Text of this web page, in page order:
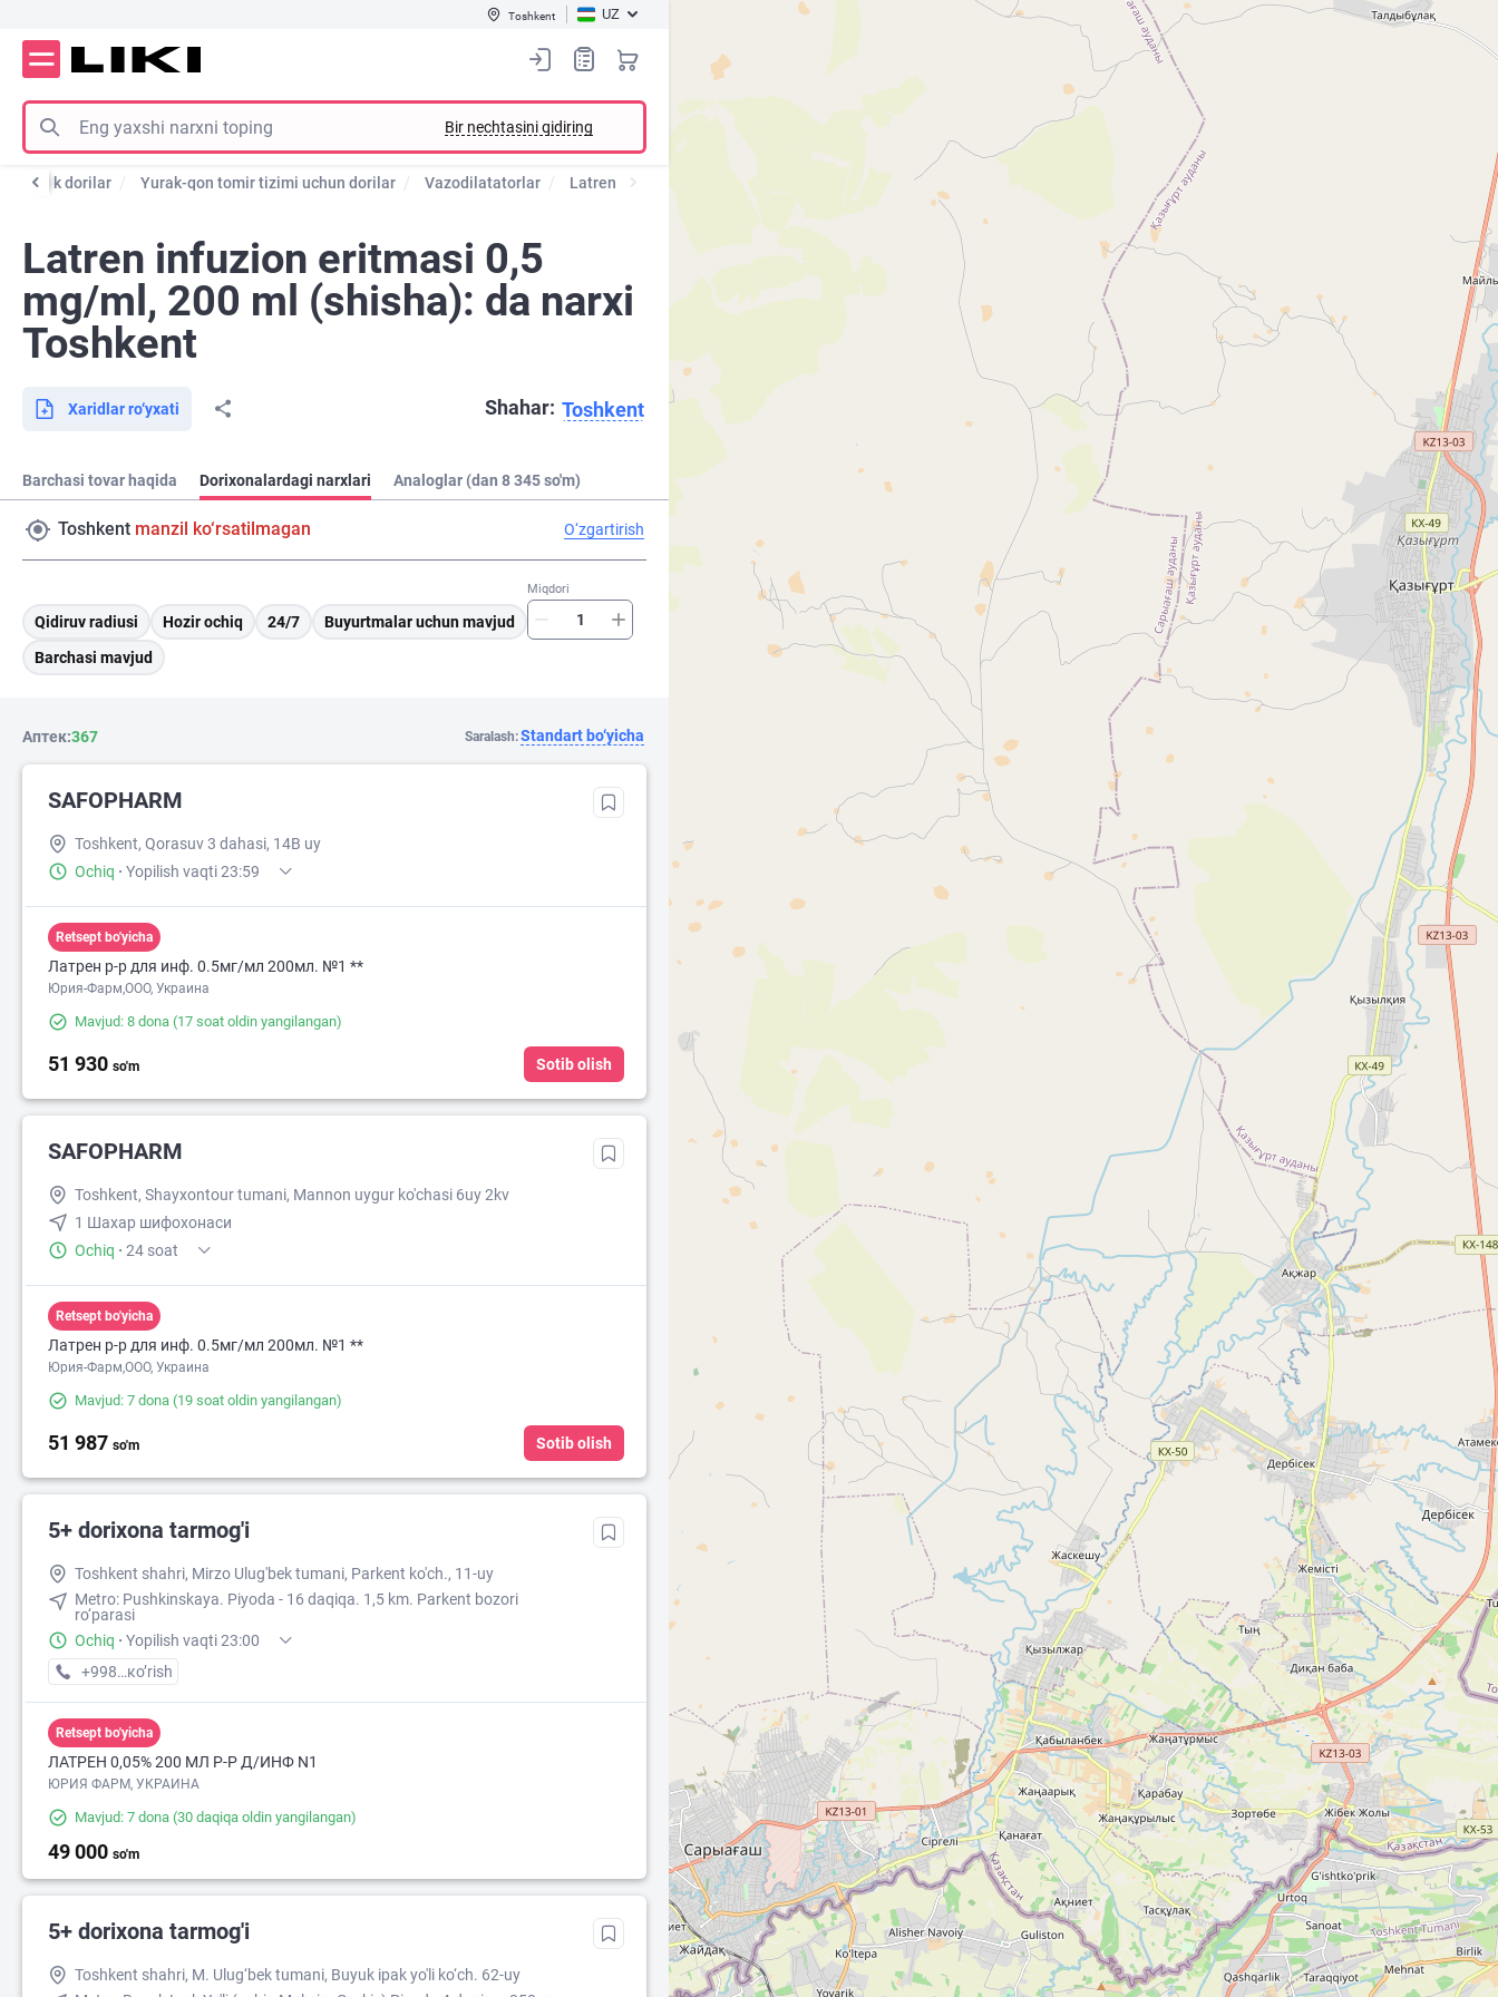
Toshkent UZ
Bir nechtasini qidiring
dorilar Yurak-qon tomir tizimi uchun dorilar Vazodilatatorlar Latren
Latren infuzion eritmasi 0,5
mg/ml, 200 ml (shisha): da narxi
Toshkent
Shahar: Toshkent
Xaridlar ro‘yxati
Barchasi tovar haqida Dorixonalardagi narxlari Analoglar (dan 8 345 so'm)
Toshkent manzil ko‘rsatilmagan O‘zgartirish
Qidiruv radiusi Hozir ochiq 24/7 Buyurtmalar uchun mavjud
Miqdori
Barchasi mavjud
Аптек:367 Saralash:Standart bo‘yicha
SAFOPHARM
Toshkent, Qorasuv 3 dahasi, 14B uy
Ochiq · Yopilish vaqti 23:59
Retsept bo'yicha
Латрен р-р для инф. 0.5мг/мл 200мл. №1 **
Юрия-Фарм,ООО, Украина
Mavjud: 8 dona (17 soat oldin yangilangan)
51 930 so'm Sotib olish
SAFOPHARM
Toshkent, Shayxontour tumani, Mannon uygur ko'chasi 6uy 2kv
1 Шахар шифохонаси
Ochiq · 24 soat
Retsept bo'yicha
Латрен р-р для инф. 0.5мг/мл 200мл. №1 **
Юрия-Фарм,ООО, Украина
Mavjud: 7 dona (19 soat oldin yangilangan)
51 987 so'm Sotib olish
5+ dorixona tarmog'i
Toshkent shahri, Mirzo Ulug'bek tumani, Parkent ko'ch., 11-uy
Metro: Pushkinskaya. Piyoda - 16 daqiqa. 1,5 km. Parkent bozori
ro‘parasi
Ochiq · Yopilish vaqti 23:00
+998 (71) XXX-XX-XX
кo’rish
Retsept bo'yicha
ЛАТРЕН 0,05% 200 МЛ Р-Р Д/ИНФ N1
ЮРИЯ ФАРМ, УКРАИНА
Mavjud: 7 dona (30 daqiqa oldin yangilangan)
49 000 so'm
5+ dorixona tarmog'i
Toshkent shahri, M. Ulug‘bek tumani, Buyuk ipak yo'li ko‘ch. 62-uy